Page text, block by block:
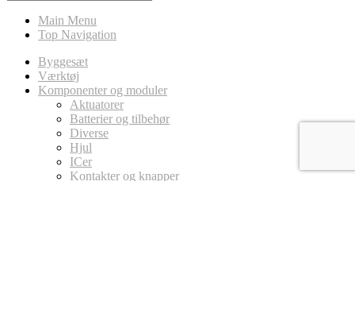
Main Menu
Top Navigation
Byggesæt
Værktøj
Komponenter og moduler
Aktuatorer
Batterier og tilbehør
Diverse
Hjul
ICer
Kontakter og knapper